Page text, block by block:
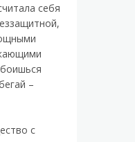
себя
–
с